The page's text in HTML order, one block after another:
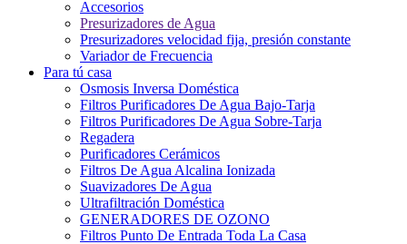
Accesorios
Presurizadores de Agua
Presurizadores velocidad fija, presión constante
Variador de Frecuencia
Para tú casa
Osmosis Inversa Doméstica
Filtros Purificadores De Agua Bajo-Tarja
Filtros Purificadores De Agua Sobre-Tarja
Regadera
Purificadores Cerámicos
Filtros De Agua Alcalina Ionizada
Suavizadores De Agua
Ultrafiltración Doméstica
GENERADORES DE OZONO
Filtros Punto De Entrada Toda La Casa